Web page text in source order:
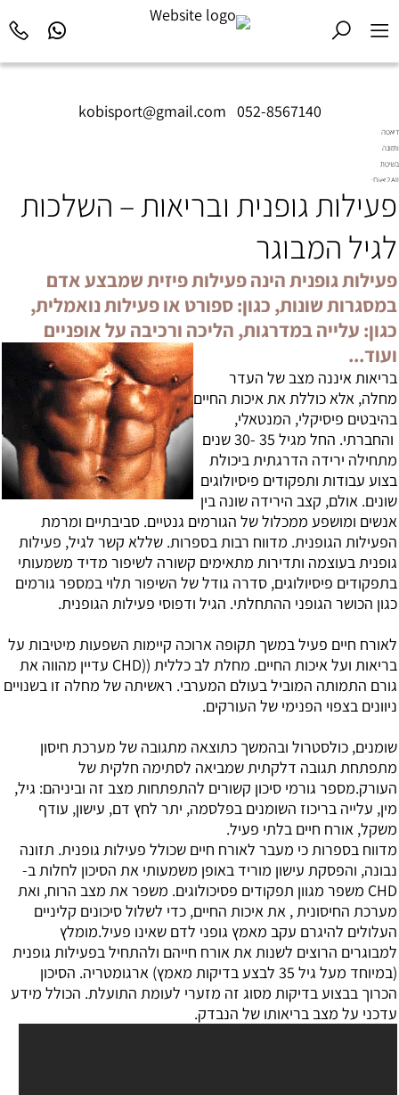
kobisport@gmail.com 052-8567140
דיאטה
ותזונה
בשיטת
Diet2All:
שמאחורי
המושלם.
פעילות גופנית ובריאות – השלכות
לגיל המבוגר
פעילות גופנית הינה פעילות פיזית שמבצע אדם
במסגרות שונות, כגון: ספורט או פעילות נואמלית,
כגון: עלייה במדרגות, הליכה ורכיבה על אופניים
ועוד...
בריאות איננה מצב של העדר
מחלה, אלא כוללת את איכות החיים
בהיבטים פיסיקלי, המנטאלי,
והחברתי. החל מגיל 35 -30 שנים
מתחילה ירידה הדרגתית ביכולת
בצוע עבודות ותפקודים פיסיולוגים
שונים. אולם, קצב הירידה שונה בין
אנשים ומושפע ממכלול של הגורמים גנטיים. סביבתיים ומרמת
הפעילות הגופנית. מדווח רבות בספרות. שללא קשר לגיל, פעילות
גופנית בעוצמה ותדירות מתאימים קשורה לשיפור מדיד משמעותי
בתפקודים פיסיולוגים, סדרה גודל של השיפור תלוי במספר גורמים
כגון הכושר הגופני ההתחלתי. הגיל ודפוסי פעילות הגופנית.
לאורח חיים פעיל במשך תקופה ארוכה קיימות השפעות מיטיבות על
בריאות ועל איכות החיים. מחלת לב כללית ((CHD עדיין מהווה את
גורם התמותה המוביל בעולם המערבי. ראשיתה של מחלה זו בשנויים
ניוונים בצפוי הפנימי של העורקים.
שומנים, כולסטרול ובהמשך כתוצאה מתגובה של מערכת חיסון
מתפתחת תגובה דלקתית שמביאה לסתימה חלקית של
העורק.מספר גורמי סיכון קשורים להתפתחות מצב זה וביניהם: גיל,
מין, עלייה בריכוז השומנים בפלסמה, יתר לחץ דם, עישון, עודף
משקל, אורח חיים בלתי פעיל.
מדווח בספרות כי מעבר לאורח חיים שכולל פעילות גופנית. תזונה
נבונה, והפסקת עישון מוריד באופן משמעותי את הסיכון לחלות ב-
CHD משפר מגוון תפקודים פסיכולוגים. משפר את מצב הרוח, ואת
מערכת החיסונית , את איכות החיים, כדי לשלול סיכונים קליניים
העלולים להיגרם עקב מאמץ גופני לדם שאינו פעיל.מומלץ
למבוגרים הרוצים לשנות את אורח חייהם ולהתחיל בפעילות גופנית
(במיוחד מעל גיל 35 לבצע בדיקות מאמץ) ארגומטריה. הסיכון
הכרוך בבצוע בדיקות מסוג זה מזערי לעומת התועלת. הכולל מידע
עדכני על מצב בריאותו של הנבדק.